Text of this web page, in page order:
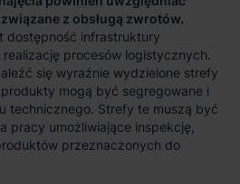
z obsługą zwrotów.